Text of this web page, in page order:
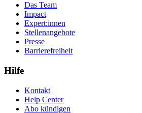
Das Team
Impact
Expert:innen
Stellenangebote
Presse
Barrierefreiheit
Hilfe
Kontakt
Help Center
Abo kündigen